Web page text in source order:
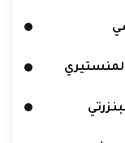
المنستيري